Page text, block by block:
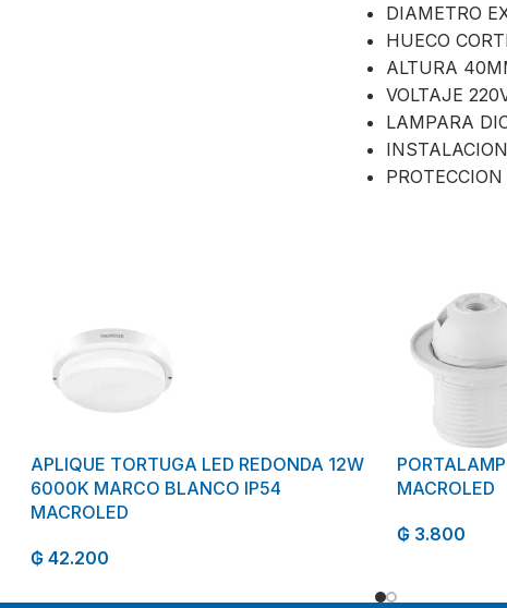
DIAMETRO
HUECO
ALTURA
VOLTAJE
LAMPARA
APLIQUE TORTUGA LED REDONDA 12W
6000K MARCO BLANCO IP54
MACROLED
₲ 42.200
MACROLED
₲ 3.800